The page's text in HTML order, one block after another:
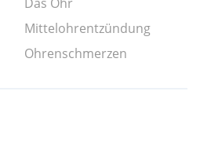
Mittelohrentzündung
Ohrenschmerzen